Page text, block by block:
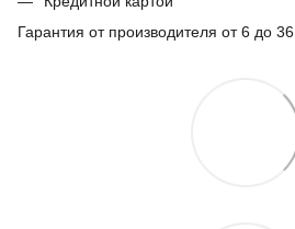
Гарантия от производителя от 6 до